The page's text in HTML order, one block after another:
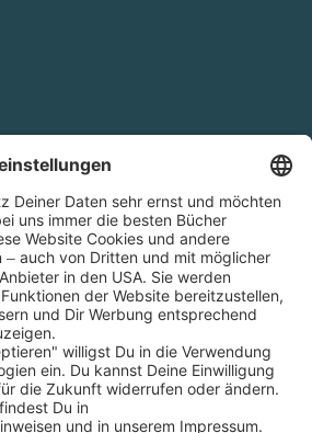
(Affiliate)
ab 9,00 € Bestellwert innerhalb